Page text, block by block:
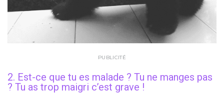
PUBLICITÉ
2. Est-ce que tu es malade ? Tu ne manges pas
? Tu as trop maigri c’est grave !